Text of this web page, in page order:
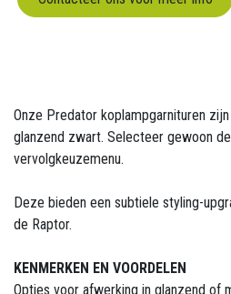
Onze Predator koplampgarnituren
glanzend zwart. Selecteer gewoon
vervolgkeuzemenu.
Deze bieden een subtiele styling-
de Raptor.
KENMERKEN EN VOORDELEN
Opties voor afwerking in glanzend of